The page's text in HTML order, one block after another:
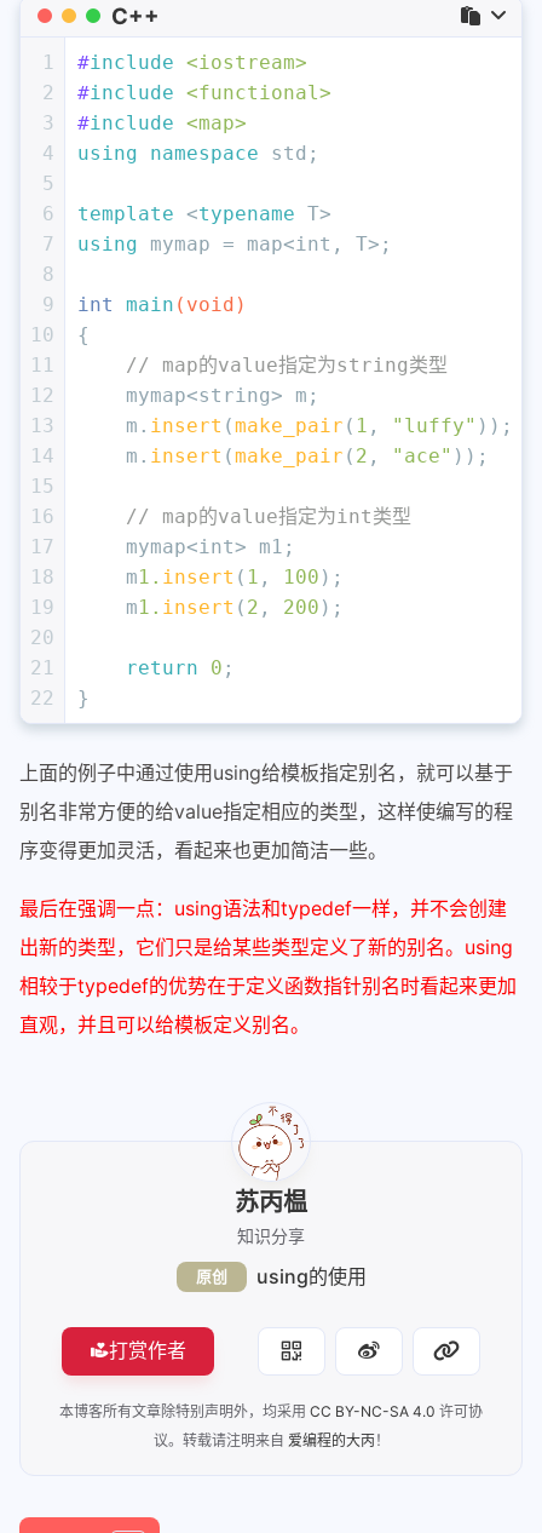
C++
1
2
3
4
5
6
7
8
9
10
11
12
13
14
15
16
17
18
19
20
21
22
#include <iostream>
#include <functional>
#include <map>
using
namespace std;
template <typename T>
using mymap = map<int , T>;
int main ( void )
{
// map的value指定为string类型
    mymap<string> m;
    m.
insert (make_pair ( 1 , "luffy" ));
    m.
insert (make_pair ( 2 , "ace" ));
// map的value指定为int类型
    mymap<
int> m1;
    m
1. insert ( 1 , 100 );
    m
1. insert ( 2 , 200 );
return 0 ;
}
上面的例子中通过使用using给模板指定别名，就可以基于
别名非常方便的给value指定相应的类型，这样使编写的程
序变得更加灵活，看起来也更加简洁一些。
最后在强调一点：using语法和typedef一样，并不会创建
出新的类型，它们只是给某些类型定义了新的别名。using
相较于typedef的优势在于定义函数指针别名时看起来更加
直观，并且可以给模板定义别名。
苏丙榅
知识分享
原创 using的使用
打赏作者
本博客所有文章除特别声明外，均采用 CC BY-NC-SA 4.0 许可协
议。转载请注明来自 爱编程的大丙！